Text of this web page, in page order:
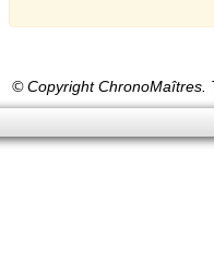
© Copyright ChronoMaîtres.